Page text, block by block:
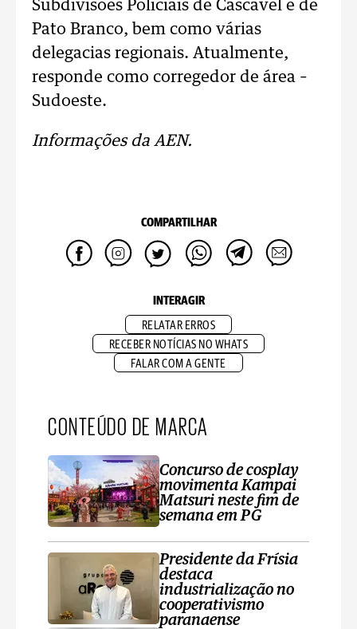
Subdivisões Policiais de Cascavel e de
Pato Branco, bem como várias
delegacias regionais. Atualmente,
responde como corregedor de área –
Sudoeste.
Informações da AEN.
COMPARTILHAR
INTERAGIR
RELATAR ERROS
RECEBER NOTÍCIAS NO WHATS
FALAR COM A GENTE
CONTEÚDO DE MARCA
Concurso de cosplay
movimenta Kampai
Matsuri neste fim de
semana em PG
Presidente da Frísia
destaca
industrialização no
cooperativismo
paranaense